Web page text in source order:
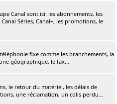
Canal sont ici: les abonnements, les
Séries, Canal+, les promotions, le
fixe comme les branchements, la
géographique, le fax...
le retour du matériel, les délais de
une réclamation, un colis perdu...